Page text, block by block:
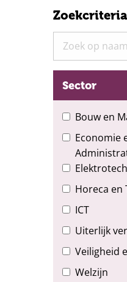
Sector
Bouw en
Economie
Horeca en
ICT
Uiterlijk
Veiligheid
Welzijn